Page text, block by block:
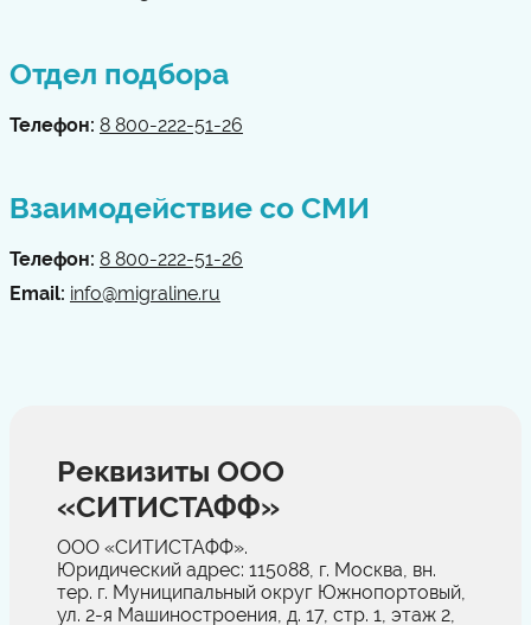
Отдел подбора
Телефон: 8 800-222-51-26
Взаимодействие со СМИ
Телефон: 8 800-222-51-26
Email: info@migraline.ru
Реквизиты ООО
«СИТИСТАФФ»
ООО «СИТИСТАФФ».
Юридический адрес: 115088, г. Москва, вн.
тер. г. Муниципальный округ Южнопортовый,
ул. 2-я Машиностроения, д. 17, стр. 1, этаж 2,